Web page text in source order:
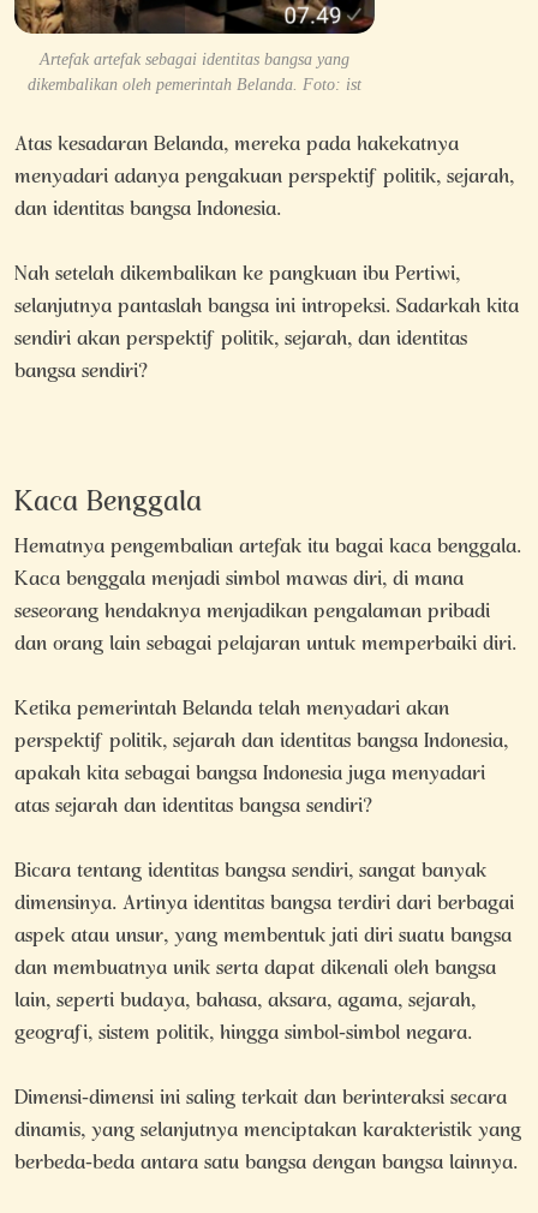
Artefak artefak sebagai identitas bangsa yang
dikembalikan oleh pemerintah Belanda. Foto: ist
Atas kesadaran Belanda, mereka pada hakekatnya
menyadari adanya pengakuan perspektif politik, sejarah,
dan identitas bangsa Indonesia.
Nah setelah dikembalikan ke pangkuan ibu Pertiwi,
selanjutnya pantaslah bangsa ini intropeksi. Sadarkah kita
sendiri akan perspektif politik, sejarah, dan identitas
bangsa sendiri?
Kaca Benggala
Hematnya pengembalian artefak itu bagai kaca benggala.
Kaca benggala menjadi simbol mawas diri, di mana
seseorang hendaknya menjadikan pengalaman pribadi
dan orang lain sebagai pelajaran untuk memperbaiki diri.
Ketika pemerintah Belanda telah menyadari akan
perspektif politik, sejarah dan identitas bangsa Indonesia,
apakah kita sebagai bangsa Indonesia juga menyadari
atas sejarah dan identitas bangsa sendiri?
Bicara tentang identitas bangsa sendiri, sangat banyak
dimensinya. Artinya identitas bangsa terdiri dari berbagai
aspek atau unsur, yang membentuk jati diri suatu bangsa
dan membuatnya unik serta dapat dikenali oleh bangsa
lain, seperti budaya, bahasa, aksara, agama, sejarah,
geografi, sistem politik, hingga simbol-simbol negara.
Dimensi-dimensi ini saling terkait dan berinteraksi secara
dinamis, yang selanjutnya menciptakan karakteristik yang
berbeda-beda antara satu bangsa dengan bangsa lainnya.